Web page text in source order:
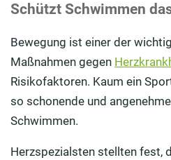
Schützt Schwimmen
Bewegung ist einer der
Maßnahmen gegen
Risikofaktoren. Kaum ein
so schonende und
Schwimmen.
Herzspezialsten stellten fest,